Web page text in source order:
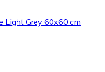
Light Grey 60x60 cm